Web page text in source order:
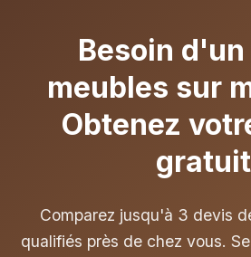
Besoin
meubles sur
Obtenez
gratuit
Comparez jusqu'à 3 devis
qualifiés près de chez vous.